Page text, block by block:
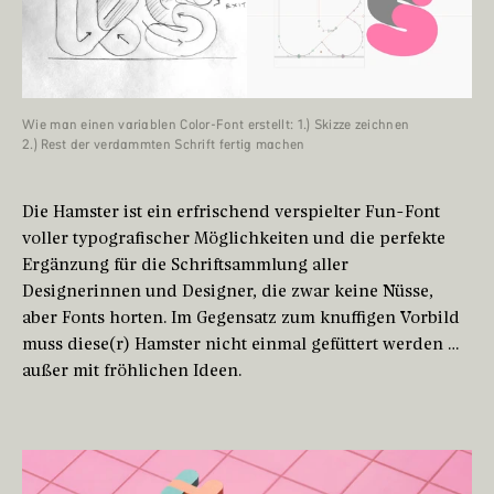
Wie man einen variablen Color-Font erstellt: 1.) Skizze zeichnen
2.) Rest der verdammten Schrift fertig machen
Die Hamster ist ein erfrischend verspielter Fun-Font
voller typografischer Möglichkeiten und die perfekte
Ergänzung für die Schriftsammlung aller
Designerinnen und Designer, die zwar keine Nüsse,
aber Fonts horten. Im Gegensatz zum knuffigen Vorbild
muss diese(r) Hamster nicht einmal gefüttert werden …
außer mit fröhlichen Ideen.